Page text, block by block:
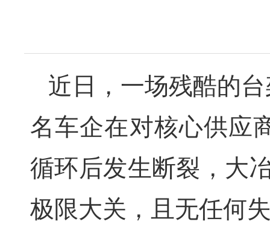
近日，一场残酷的
名车企在对核心供应
循环后发生断裂，大
极限大关，且无任何